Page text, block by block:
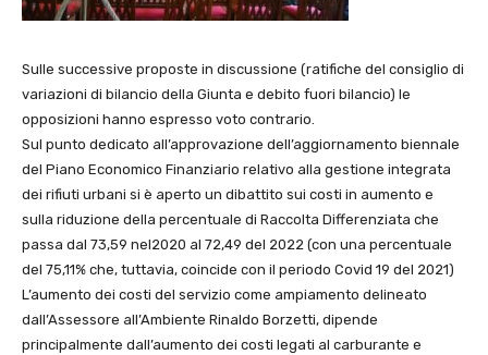
Sulle successive proposte in discussione (ratifiche del consiglio di
variazioni di bilancio della Giunta e debito fuori bilancio) le
opposizioni hanno espresso voto contrario.
Sul punto dedicato all’approvazione dell’aggiornamento biennale
del Piano Economico Finanziario relativo alla gestione integrata
dei rifiuti urbani si è aperto un dibattito sui costi in aumento e
sulla riduzione della percentuale di Raccolta Differenziata che
passa dal 73,59 nel2020 al 72,49 del 2022 (con una percentuale
del 75,11% che, tuttavia, coincide con il periodo Covid 19 del 2021)
L’aumento dei costi del servizio come ampiamento delineato
dall’Assessore all’Ambiente Rinaldo Borzetti, dipende
principalmente dall’aumento dei costi legati al carburante e